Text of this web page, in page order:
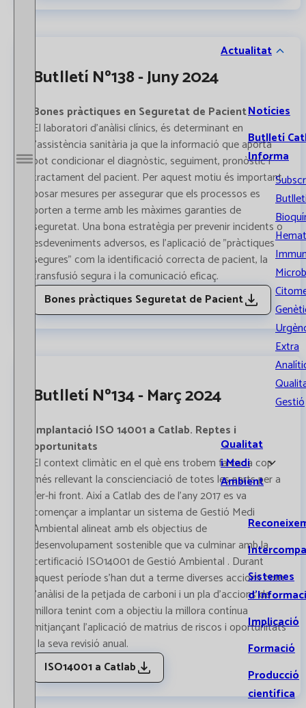
Obrir / Tancar menú
Actualitat
Notícies
Butlletí
Informa
Extra
Gestió
Qualitat
i Medi
Ambient
Sistemes
Implicació
Formació
Producció
científica
Butlletí Nº138 - Juny 2024
Bones pràctiques en Seguretat de Pacient
El laboratori d'anàlisi clínics, és determinant en
l'assistència sanitària ja que la informació que aporta
pot condicionar el diagnòstic, seguiment, pronòstic i
tractament del pacient. Per aquest motiu és important
posar mesures per assegurar que els processos es
porten a terme amb les màximes garanties de
seguretat. Una bona estratègia per prevenir incidents o
esdeveniments adversos, es l'aplicació de "pràctiques
segures" com la identificació correcta de pacient, la
transfusió segura i la comunicació eficaç.
Bones pràctiques Seguretat de Pacient
Butlletí Nº134 - Març 2024
Implantació ISO 14001 a Catlab. Reptes i
oportunitats
El context climàtic en el què ens trobem fa cada cop
més rellevant la conscienciació de totes les parts per a
fer-hi front. Així a Catlab des de l’any 2017 es va
començar a implantar un sistema de Gestió Medi
Ambiental alineat amb els objectius de
desenvolupament sostenible que va culminar amb la
certificació ISO14001 de Gestió Ambiental . Durant
aquest període s’han dut a terme diverses accions com
l’anàlisi de la petjada de carboni i un pla d’accions de
millora tenint com a objectiu la millora contínua
mitjançant l’aplicació de matrius de riscos i oportunitats
i la seva revisió anual.
ISO14001 a Catlab